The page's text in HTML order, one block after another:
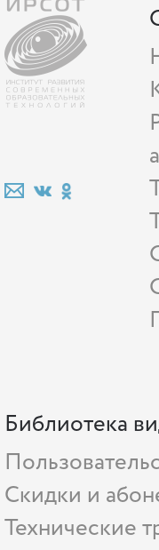
Библиотека
Скидки и
Технические